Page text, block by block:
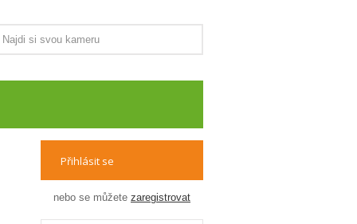
Přihlásit se
nebo se můžete zaregistrovat